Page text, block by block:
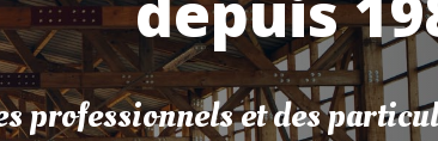
professionnels et des